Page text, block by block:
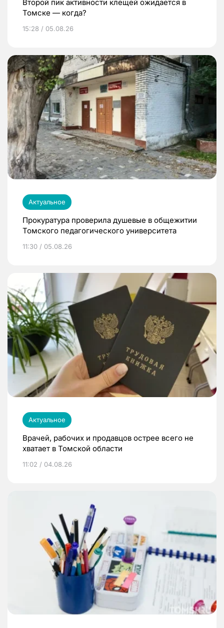
Второй пик активности клещей ожидается в
Томске — когда?
15:28 / 05.08.26
Актуальное
Прокуратура проверила душевые в общежитии
Томского педагогического университета
11:30 / 05.08.26
Актуальное
Врачей, рабочих и продавцов острее всего не
хватает в Томской области
11:02 / 04.08.26